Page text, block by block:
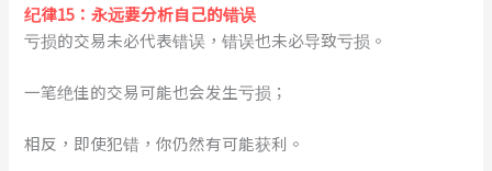
纪律15：永远要分析自己的错误
亏损的交易未必代表错误，错误也未必导致亏损。
一笔绝佳的交易可能也会发生亏损；
相反，即使犯错，你仍然有可能获利。